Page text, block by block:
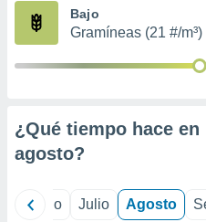
publicidad
Bajo
Gramíneas (21 #/m³)
¿Qué tiempo hace en
agosto?
Junio Julio Agosto